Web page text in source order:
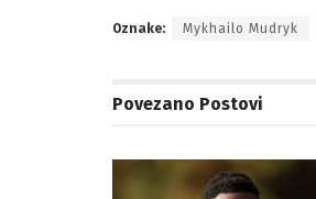
Oznake: Mykhailo Mudryk
Povezano Postovi